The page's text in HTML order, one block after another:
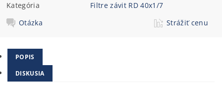
Kategória
Filtre závit RD 40x1/7
Otázka
Strážiť cenu
POPIS
DISKUSIA